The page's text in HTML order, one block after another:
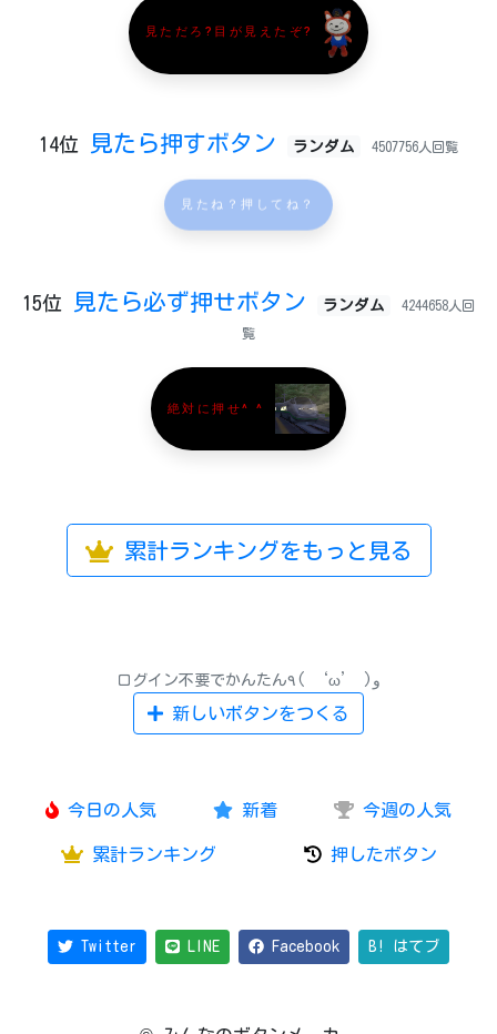
見ただろ?目が見えたぞ?
14位 見たら押すボタン ランダム 4507756人回覧
見たね？押してね？
15位 見たら必ず押せボタン ランダム 4244658人回
覧
絶対に押せ^ ^
累計ランキングをもっと見る
ログイン不要でかんたん٩( ‘ω’ )و
新しいボタンをつくる
今日の人気 新着 今週の人気
累計ランキング 押したボタン
Twitter LINE Facebook B! はてブ